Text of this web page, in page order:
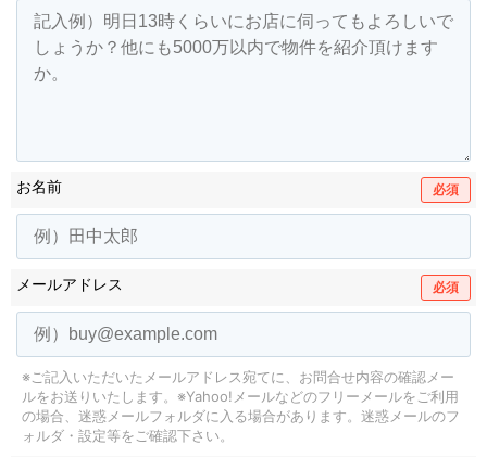
お名前 必須
メールアドレス 必須
※ご記入いただいたメールアドレス宛てに、お問合せ内容の確認メー
ルをお送りいたします。 ※Yahoo!メールなどのフリーメールをご利用
の場合、迷惑メールフォルダに入る場合があります。 迷惑メールのフ
ォルダ・設定等をご確認下さい。